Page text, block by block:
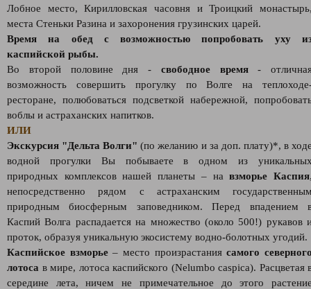
Лобное место, Кирилловская часовня и Троицкий
места Стеньки Разина и захоронения грузинских царей.
Время на обед с возможностью попробовать уху
каспийской рыбы.
Во второй половине дня - свободное время-
возможность совершить прогулку по Волге на
ресторане, полюбоваться подсветкой набережной,
воблы и астраханских напитков.
ИЛИ
Экскурсия "Дельта Волги" (по желанию и за доп. плату)*, в
водной прогулки Вы побываете в одном из
природных комплексов нашей планеты – навзморье Каспия
непосредственно рядом с астраханским
природным биосферным заповедником. Перед впадением
Каспий Волга распадается на множество (около 500!) рукавов
проток, образуя уникальную экосистему водно-болотных угодий.
Каспийское взморье– место произрастаниясамого
лотоса в мире, лотоса каспийского (Nelumbo caspica). Расцветая
середине лета, ничем не примечательное до этого